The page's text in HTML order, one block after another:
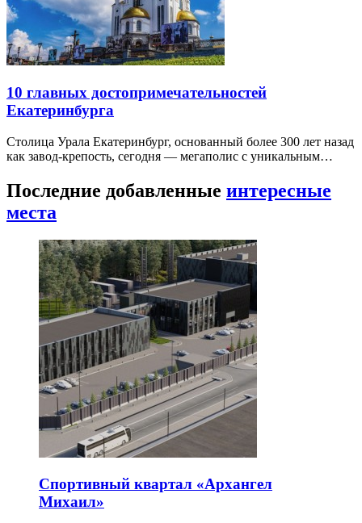
10 главных достопримечательностей
Екатеринбурга
Столица Урала Екатеринбург, основанный более 300 лет назад
как завод-крепость, сегодня — мегаполис с уникальным…
Последние добавленные интересные
места
Спортивный квартал «Архангел
Михаил»